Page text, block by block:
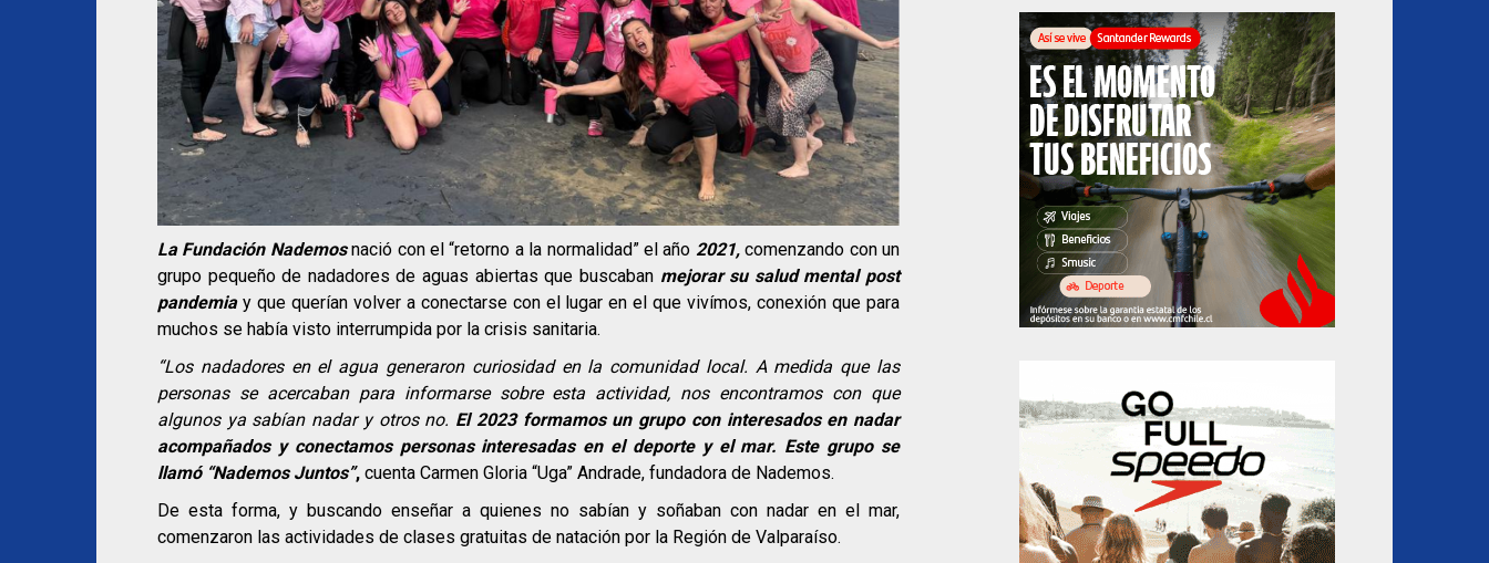
La Fundación Nademosnació con el “retorno a la normalidad” el año 2021,comenzando con un
grupo pequeño de nadadores de aguas abiertas que buscaban mejorar su salud mental post
pandemiay que querían volver a conectarse con el lugar en el que vivímos, conexión que para
muchos se había visto interrumpida por la crisis sanitaria.
“Los nadadores en el agua generaron curiosidad en la comunidad local. A medida que las
personas se acercaban para informarse sobre esta actividad, nos encontramos con que
algunos ya sabían nadar y otros no. El 2023 formamos un grupo con interesados en nadar
acompañados y conectamos personas interesadas en el deporte y el mar. Este grupo se
llamó “Nademos Juntos”, cuenta Carmen Gloria “Uga” Andrade, fundadora de Nademos.
De esta forma, y buscando enseñar a quienes no sabían y soñaban con nadar en el mar,
comenzaron las actividades de clases gratuitas de natación por la Región de Valparaíso.